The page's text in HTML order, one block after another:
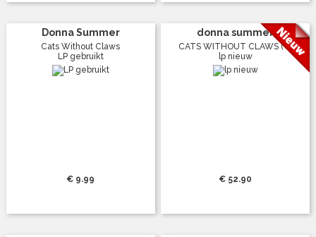
Donna Summer
Cats Without Claws
LP gebruikt
€ 9.99
donna summer
CATS WITHOUT CLAWS ( ...
lp nieuw
€ 52.90